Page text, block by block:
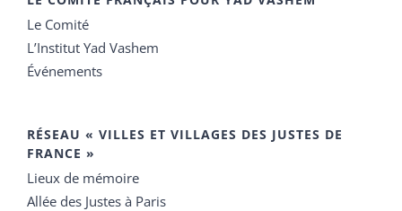
Le Comité
L’Institut Yad Vashem
Événements
RÉSEAU « VILLES ET VILLAGES DES JUSTES DE
FRANCE »
Lieux de mémoire
Allée des Justes à Paris